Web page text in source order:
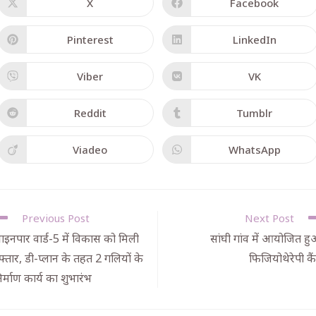
Pinterest LinkedIn
Viber VK
Reddit Tumblr
Viadeo WhatsApp
Previous Post
वार्ड-5 में विकास को मिली
डी-प्लान के तहत 2 गलियों के
कार्य का शुभारंभ
Next Post
सांघी गांव में आयोजित
फिजियोथेरेपी